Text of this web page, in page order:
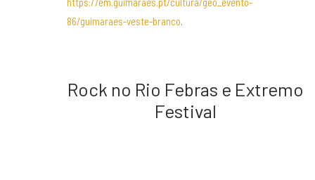
86/guimaraes-veste-branco.
Rock no Rio Febras e Extremo
Festival